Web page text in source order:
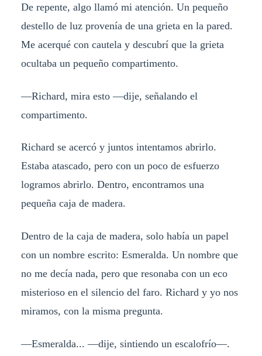
De repente, algo llamó mi atención. Un pequeño
destello de luz provenía de una grieta en la pared.
Me acerqué con cautela y descubrí que la grieta
ocultaba un pequeño compartimento.
—Richard, mira esto —dije, señalando el
compartimento.
Richard se acercó y juntos intentamos abrirlo.
Estaba atascado, pero con un poco de esfuerzo
logramos abrirlo. Dentro, encontramos una
pequeña caja de madera.
Dentro de la caja de madera, solo había un papel
con un nombre escrito: Esmeralda. Un nombre que
no me decía nada, pero que resonaba con un eco
misterioso en el silencio del faro. Richard y yo nos
miramos, con la misma pregunta.
—Esmeralda... —dije, sintiendo un escalofrío—.